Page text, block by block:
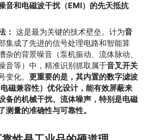
音和电磁波干扰（EMI）的先天抵抗
： 这是最为关键的技术壁垒。计为音
集成了先进的信号处理电路和智能算
杂的背景噪音（泵机振动、流体脉动、
音等）中，精准识别抓取属于音叉开关
变化。 更重要的是，其内置的数字滤波
磁兼容性）优化设计，能有效屏蔽来
备的机械干扰、流体噪声，特别是电磁
测量的准确性与可靠性。